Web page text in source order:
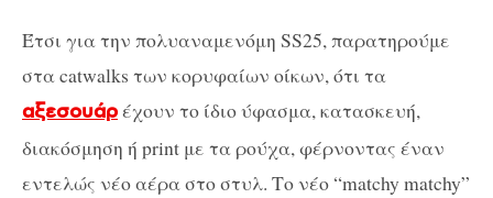
Έτσι για την πολυαναμενόμη SS25, παρατηρούμε
στα catwalks των κορυφαίων οίκων, ότι τα
αξεσουάρέχουν το ίδιο ύφασμα, κατασκευή,
διακόσμηση ή print με τα ρούχα, φέρνοντας έναν
εντελώς νέο αέρα στο στυλ. Το νέο “matchy matchy”